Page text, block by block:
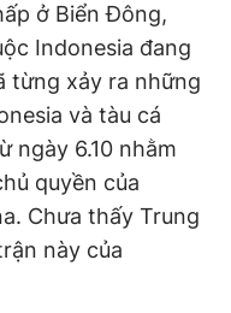
ở Biển Đông,
Indonesia đang
từng xảy ra những
và tàu cá
ngày 6.10 nhằm
quyền của
Chưa thấy Trung
này của